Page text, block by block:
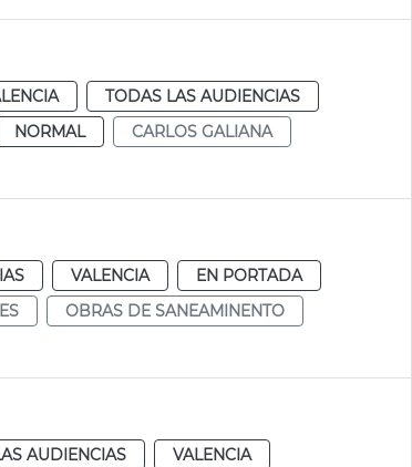
TODAS LAS AUDIENCIAS
NORMAL
CARLOS GALIANA
VALENCIA
EN PORTADA
OBRAS DE SANEAMINENTO
AUDIENCIAS VALENCIA